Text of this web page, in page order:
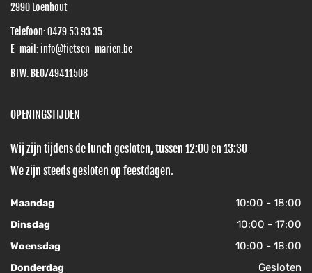
2990 Loenhout
Telefoon:0479 53 93 35
E-mail: info@fietsen-marien.be
BTW: BE0749411508
OPENINGSTIJDEN
Wij zijn tijdens de lunch gesloten, tussen 12:00 en 13:30
We zijn steeds gesloten op feestdagen.
Maandag 10:00 - 18:00
Dinsdag 10:00 - 17:00
Woensdag 10:00 - 18:00
Donderdag Gesloten